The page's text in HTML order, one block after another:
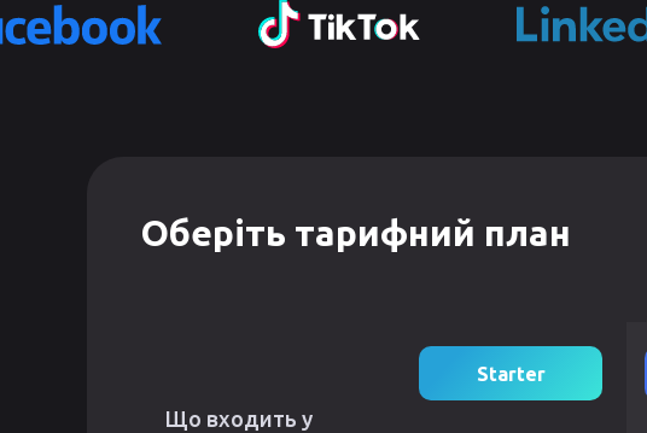
Оберіть тарифний план
Що входить у
Starter